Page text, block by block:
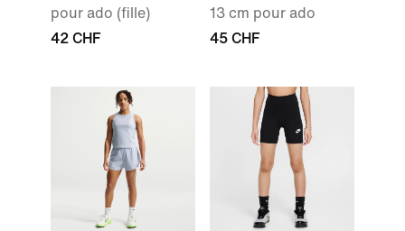
pour ado (fille)
42 CHF
13 cm pour ado
45 CHF